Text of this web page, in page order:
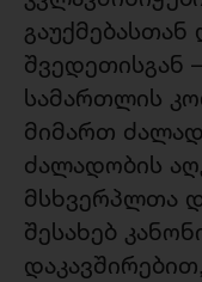
გაუქმებასთან
შვედეთისგან
სამართლის
მიმართ
ძალადობის
მსხვერპლთა
შესახებ